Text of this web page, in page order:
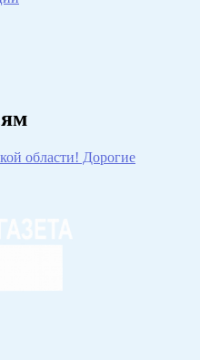
области! Дорогие